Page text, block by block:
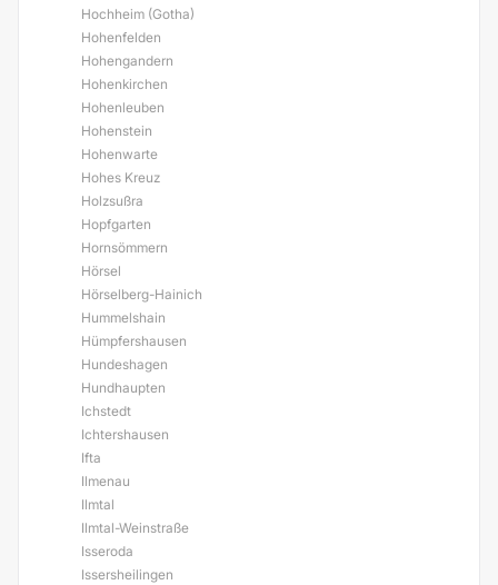
Hochheim (Gotha)
Hohenfelden
Hohengandern
Hohenkirchen
Hohenleuben
Hohenstein
Hohenwarte
Hohes Kreuz
Holzsußra
Hopfgarten
Hornsömmern
Hörsel
Hörselberg-Hainich
Hummelshain
Hümpfershausen
Hundeshagen
Hundhaupten
Ichstedt
Ichtershausen
Ifta
Ilmenau
Ilmtal
Ilmtal-Weinstraße
Isseroda
Issersheilingen